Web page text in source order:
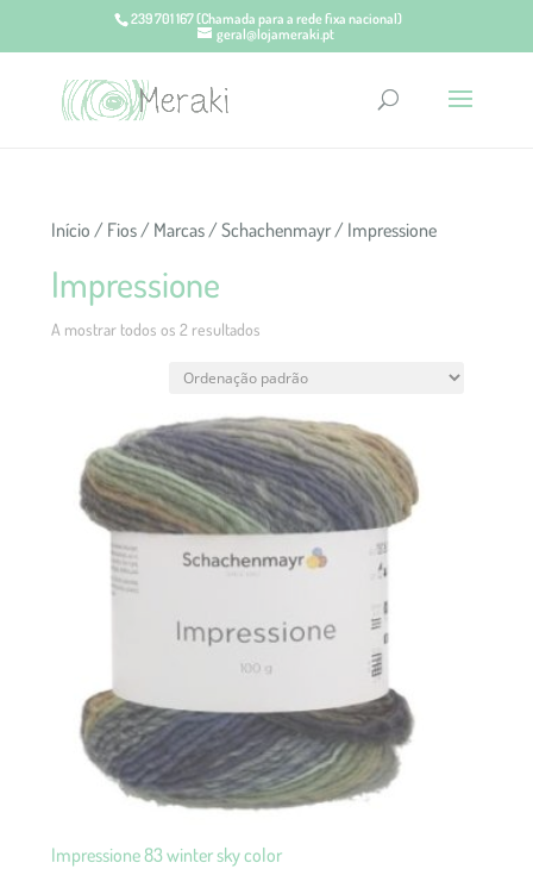
239 701 167(Chamada para a rede fixa nacional)
geral@lojameraki.pt
Início / Fios/ Marcas/Schachenmayr/ Impressione
Impressione
A mostrar todos os 2 resultados
Impressione 83 winter sky color